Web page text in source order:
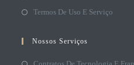
Termos De Uso E Serviço
Nossos Serviços